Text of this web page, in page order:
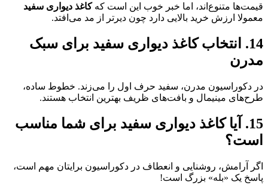
قیمت‌ها متنوع‌اند، اما خبر خوب این است کهکاغذ دیواری سفید
معمولا ارزش خرید بالایی دارد چون دیرتر از مد می‌افتد.
14. انتخاب کاغذ دیواری سفید برای سبک
مدرن
در دکوراسیون مدرن، سفید حرف اول را می‌زند. خطوط ساده،
طرح‌های مینیمال و بافت‌های ظریف بهترین انتخاب هستند.
15. آیا کاغذ دیواری سفید برای شما مناسب
است؟
اگر آرامش، روشنایی و انعطاف در دکوراسیون برایتان مهم است،
پاسخ یک «بله» بزرگ است!